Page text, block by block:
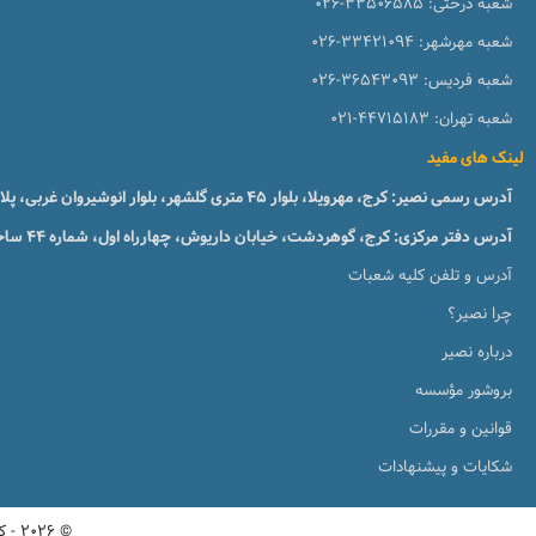
شعبه مهرشهر: 026-33421094
شعبه فردیس: 026-36543093
شعبه تهران: 021-44715183
لینک های مفید
آدرس رسمی نصیر: کرج، مهرویلا، بلوار 45 متری گلشهر، بلوار انوشیروان غربی، پلاک 51، طبقه1
آدرس دفتر مرکزی: کرج، گوهردشت، خیابان داریوش، چهارراه اول، شماره ۴۴ ساختمان زبان نصیر
آدرس و تلفن کلیه شعبات
چرا نصیر؟
درباره نصیر
بروشور مؤسسه
قوانین و مقررات
شکایات و پیشنهادات